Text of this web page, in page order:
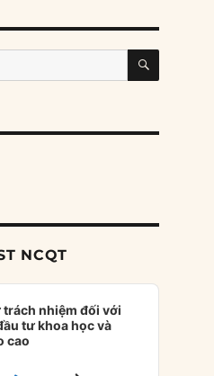
SEARCH
NCQT
nhiệm đối với
tư khoa học và
cao